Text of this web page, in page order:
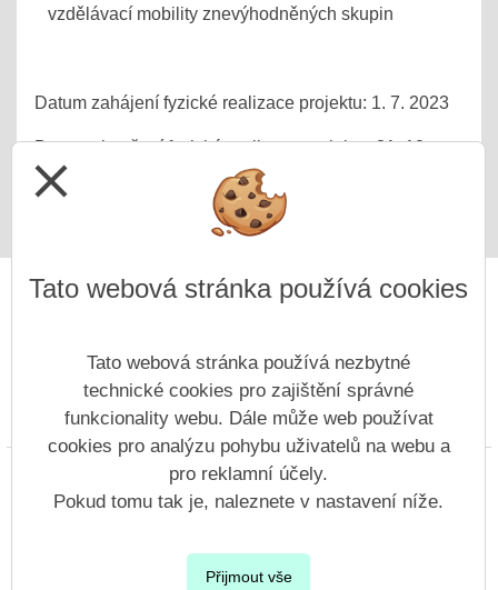
vzdělávací mobility znevýhodněných skupin
Datum zahájení fyzické realizace projektu: 1. 7. 2023
Datum ukončení fyzické realizace projektu: 31. 12.
2025
Prohlášení o přístupnosti Mapa webu Cookies
Copyright © 2022 - 2023 ZŠ Nový Bor, Generála Svobody &
Vitalex Group- Tvorba školních webů
| Na redakčním systému
close
Tato webová stránka používá cookies
Tato webová stránka používá nezbytné
technické cookies pro zajištění správné
funkcionality webu. Dále může web používat
cookies pro analýzu pohybu uživatelů na webu a
pro reklamní účely.
Pokud tomu tak je, naleznete v nastavení níže.
Přijmout vše